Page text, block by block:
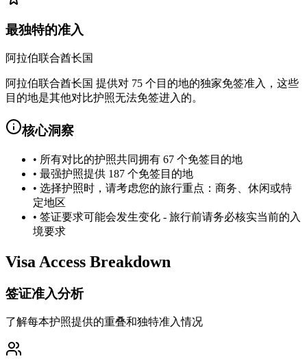
最独特的准入
阿拉伯联合酋长国
阿拉伯联合酋长国 提供对 75 个目的地的独家免签准入，这些
目的地是其他对比护照无法免签进入的。
核心洞察
• 所有对比的护照共同拥有 67 个免签目的地
• 最强护照提供 187 个免签目的地
• 选择护照时，请考虑您的旅行重点：商务、休闲或特
定地区
• 签证要求可能会发生变化 - 旅行前请务必核实当前的入
境要求
Visa Access Breakdown
签证准入分析
了解每本护照提供的重叠和独特准入情况